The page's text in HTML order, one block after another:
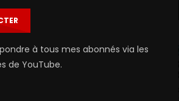
à tous mes abonnés via les
de YouTube.